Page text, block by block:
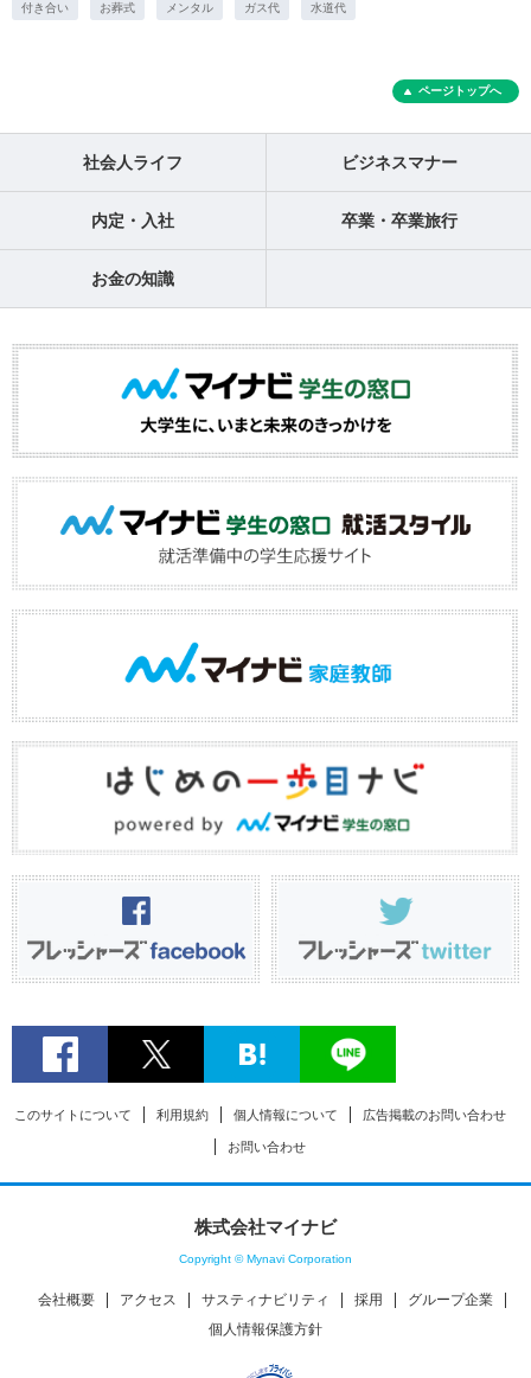
付き合い お葬式 メンタル ガス代 水道代
ページトップへ
社会人ライフ ビジネスマナー
内定・入社 卒業・卒業旅行
お金の知識
このサイトについて 利用規約 個人情報について 広告掲載のお問い合わせ
お問い合わせ
株式会社マイナビ
Copyright © Mynavi Corporation
会社概要 アクセス サスティナビリティ 採用
グループ企業
個人情報保護方針